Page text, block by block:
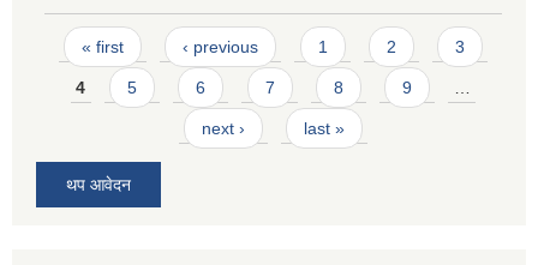
Pages
« first ‹ previous 1 2 3
4 5 6 7 8 9 …
next › last »
थप आवेदन